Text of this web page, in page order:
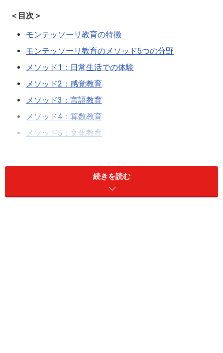
＜目次＞
モンテッソーリ教育の特徴
モンテッソーリ教育のメソッド5つの分野
メソッド1：日常生活での体験
メソッド2：感覚教育
メソッド3：言語教育
メソッド4：算数教育
メソッド5：文化教育
モンテッソーリ教師の心得12か条
続きを読む